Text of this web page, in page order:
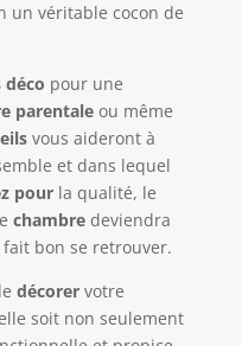
un véritable cocon de
déco pour une
parentaleou même
vous aideront à
et dans lequel
pourla qualité, le
chambredeviendra
bon se retrouver.
décorervotre
soit non seulement